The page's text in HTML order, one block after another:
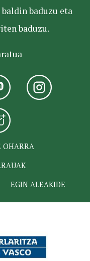
baduzu eta
baduzu.
OHARRA
EGIN ALEAKIDE